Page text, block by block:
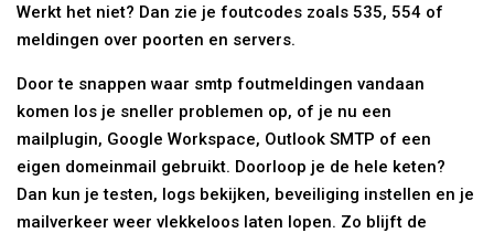
Werkt het niet? Dan zie je foutcodes zoals 535, 554 of
meldingen over poorten en servers.
Door te snappen waar smtp foutmeldingen vandaan
komen los je sneller problemen op, of je nu een
mailplugin, Google Workspace, Outlook SMTP of een
eigen domeinmail gebruikt. Doorloop je de hele keten?
Dan kun je testen, logs bekijken, beveiliging instellen en je
mailverkeer weer vlekkeloos laten lopen. Zo blijft de